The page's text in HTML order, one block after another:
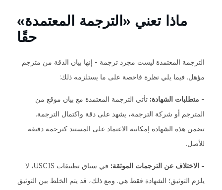
ماذا تعني «الترجمة المعتمدة»
حقًا
الترجمة المعتمدة ليست مجرد ترجمة - إنها بيان الدقة من مترجم
مؤهل. فيما يلي نظرة فاحصة على ما يستلزمه ذلك:
- متطلبات الشهادة: تأتي الترجمة المعتمدة مع بيان موقع من
المترجم أو شركة الترجمة، يشهد على دقة واكتمال الترجمة.
تضمن هذه الشهادة إمكانية الاعتماد على المستند كترجمة دقيقة
للأصل.
- الاختلاف عن الترجمات الموثقة:
في سياق تطبيقات USCIS، لا
يلزم التوثيق؛ الشهادة فقط هي. ومع ذلك، قد يتم الخلط بين التوثيق